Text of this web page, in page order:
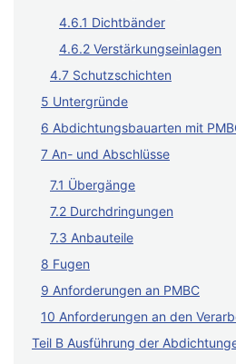
4.6.1 Dichtbänder
4.6.2 Verstärkungseinlagen
4.7 Schutzschichten
5 Untergründe
6 Abdichtungsbauarten mit
7 An- und Abschlüsse
7.1 Übergänge
7.2 Durchdringungen
7.3 Anbauteile
8 Fugen
9 Anforderungen an PMBC
10 Anforderungen an den
Teil B Ausführung der